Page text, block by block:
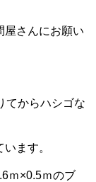
屋さんにお願い
てからハシゴな
ます。
ｍ×0.5ｍのブ